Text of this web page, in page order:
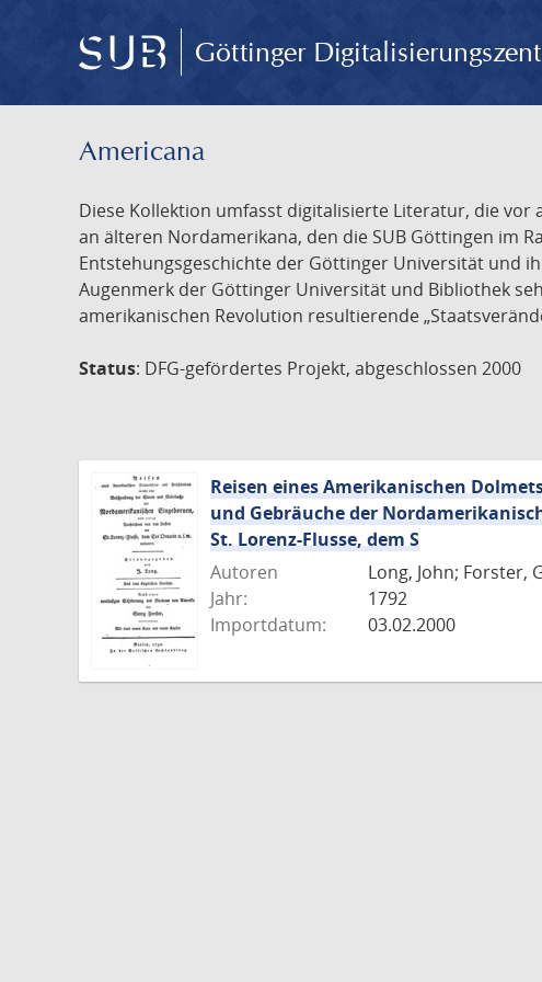
Göttinger
Americana
Diese Kollektion umfasst digitalisierte Literatur, die
an älteren Nordamerikana, den die SUB Göttingen im
Entstehungsgeschichte der Göttinger Universität und
Augenmerk der Göttinger Universität und Bibliothek
amerikanischen Revolution resultierende
Status: DFG-gefördertes Projekt, abgeschlossen 2000
Reisen eines Amerikanischen
und Gebräuche der
St. Lorenz-Flusse, dem S
Autoren
Long, John; Forster,
Jahr:
1792
Importdatum:
03.02.2000